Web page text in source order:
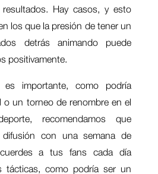
Hay casos, y esto
los que la presión de tener un
detrás animando puede
positivamente.
importante, como podría
o un torneo de renombre en el
recomendamos que
con una semana de
a tus fans cada día
tácticas, como podría ser un